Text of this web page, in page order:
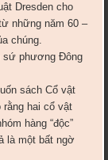
Dresden cho
những năm 60 –
chúng.
sứ phương Đông
sách Cổ vật
rằng hai cổ vật
hàng “độc”
là một bất ngờ